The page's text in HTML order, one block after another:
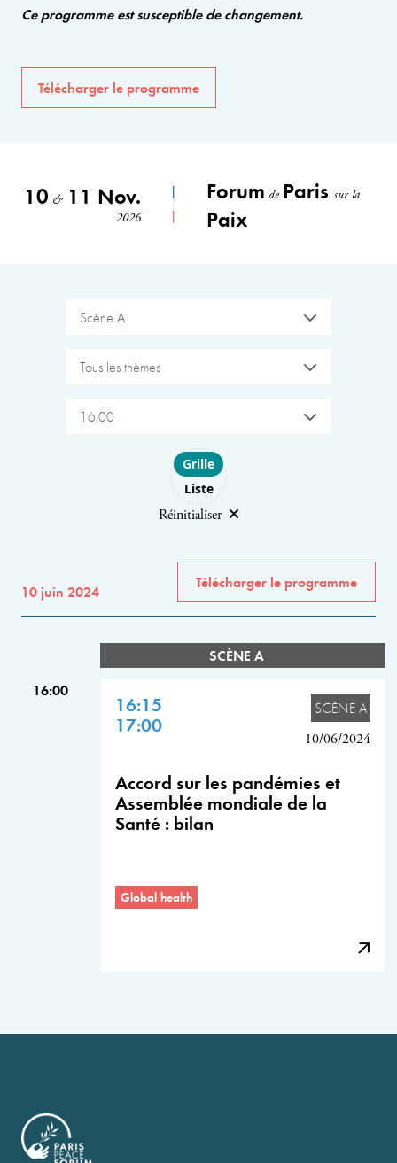
Ce programme est susceptible de changement.
Télécharger le programme
10 &11 Nov.
2026
Forum de Parissur la
Paix
Scène A
Tous les thèmes
16:00
Choose layout
Grille
Liste
Réinitialiser
10 juin 2024
Télécharger le programme
SCÈNE A
16:00
16:15
17:00
SCÈNE A
10/06/2024
Accord sur les pandémies et
Assemblée mondiale de la
Santé : bilan
Global health